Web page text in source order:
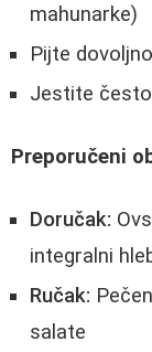
mahunarke)
Pijte
Jestite
Preporučeni
Doručak:
integralni
Ručak:
salate